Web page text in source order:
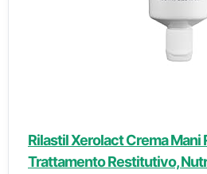
Rilastil Xerolact Crema Mani
Trattamento Restitutivo,